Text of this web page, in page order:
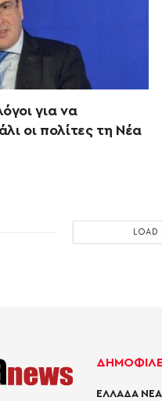
για να
οι πολίτες τη Νέα
LOAD
ΕΛΛΑΔΑ ΝΕΑ